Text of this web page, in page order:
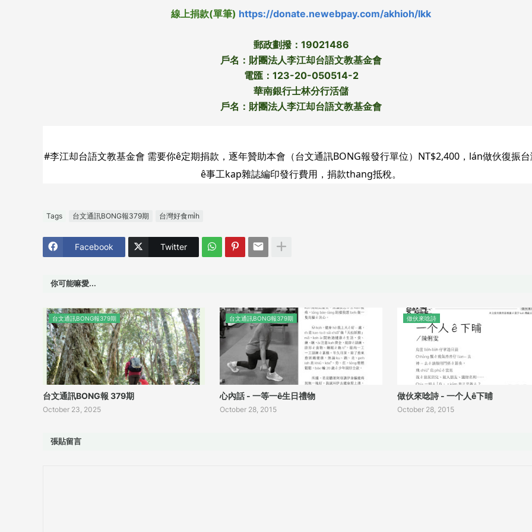
線上捐款(單筆) https://donate.newebpay.com/akhioh/lkk
郵政劃撥：19021486
戶名：財團法人李江却台語文教基金會
電匯：123-20-050514-2
華南銀行士林分行活儲
戶名：財團法人李江却台語文教基金會
#李江却台語文教基金會 需要你ê定期捐款，逐年贊助本會（台文通訊BONG報發行單位）NT$2,400，lán做伙復振
ê事工kap雜誌編印發行費用，捐款thang抵稅。
Tags 台文通訊BONG報379期 台灣好食mi̍h
Facebook Twitter
你可能嘛愛...
台文通訊BONG報379期
台文通訊BONG報 379期
October 23, 2025
台文通訊BONG報379期
心內話 - 一等一ê生日禮物
October 28, 2015
做伙來唸詩
做伙來唸詩 - 一个人ê下晡
October 28, 2015
張貼留言